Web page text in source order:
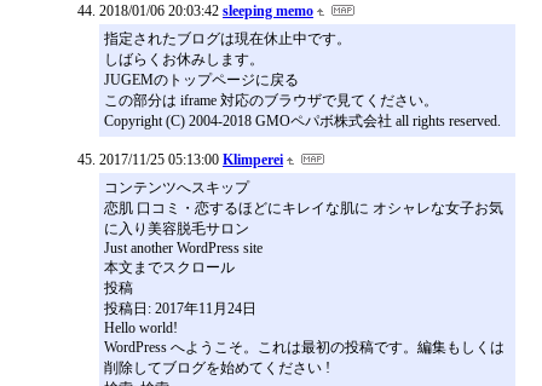
2018/01/06 20:03:42 sleeping memo
指定されたブログは現在休止中です。
しばらくお休みします。
JUGEMのトップページに戻る
この部分は iframe 対応のブラウザで見てください。
Copyright (C) 2004-2018 GMOペパボ株式会社 all rights reserved.
2017/11/25 05:13:00 Klimperei
コンテンツへスキップ
恋肌 口コミ・恋するほどにキレイな肌に オシャレな女子お気
に入り美容脱毛サロン
Just another WordPress site
本文までスクロール
投稿
投稿日: 2017年11月24日
Hello world!
WordPress へようこそ。これは最初の投稿です。編集もしくは
削除してブログを始めてください !